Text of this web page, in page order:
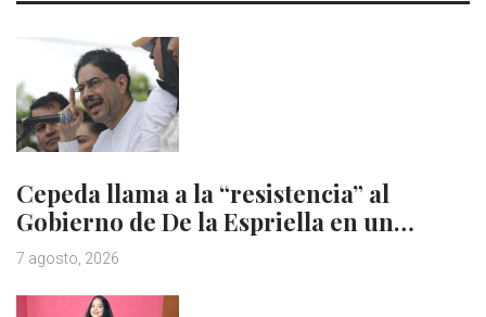
Cepeda llama a la “resistencia” al
Gobierno de De la Espriella en un…
7 agosto, 2026